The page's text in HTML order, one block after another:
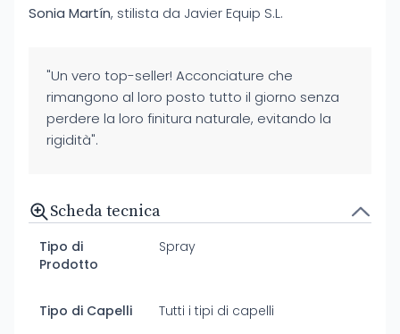
Sonia Martín, stilista da Javier Equip S.L.
"Un vero top-seller! Acconciature che
rimangono al loro posto tutto il giorno senza
perdere la loro finitura naturale, evitando la
rigidità".
Scheda tecnica
Tipo di
Prodotto
Spray
Tipo di Capelli Tutti i tipi di capelli